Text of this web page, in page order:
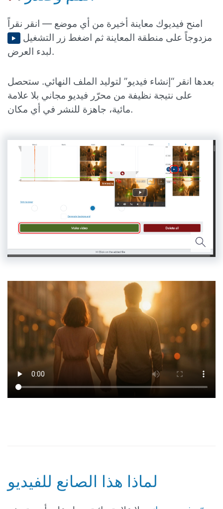
امنح فيديوك معاينة أخيرة من أي موضع — انقر نقراً
مزدوجاً على منطقة المعاينة ثم اضغط زر التشغيل
لبدء العرض.
بعدها انقر “إنشاء فيديو” لتوليد الملف النهائي. ستحصل
على نتيجة نظيفة من محرّر فيديو مجاني بلا علامة
مائية، جاهزة للنشر في أي مكان.
لماذا هذا الصانع للفيديو